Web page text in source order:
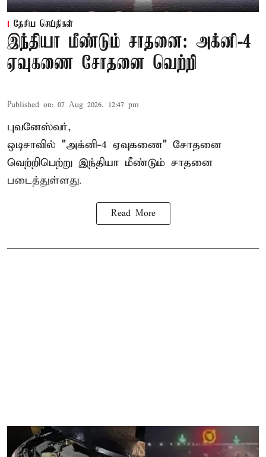
தேசிய செய்திகள்
இந்தியா மீண்டும் சாதனை: அக்னி-4
ஏவுகணை சோதனை வெற்றி
Published on: 07 Aug 2026, 12:47 pm
புவனேஸ்வர்,
ஒடிசாவில் "அக்னி-4 ஏவுகணை" சோதனை
வெற்றிபெற்று இந்தியா மீண்டும் சாதனை
படைத்துள்ளது.
Read More